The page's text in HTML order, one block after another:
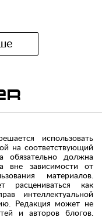
использовать
на соответствующий
обязательно должна
вне зависимости от
материалов.
расцениваться как
интеллектуальной
Редакция может не
и авторов блогов.